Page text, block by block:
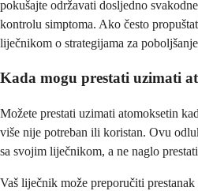
pokušajte održavati dosljedno
kontrolu simptoma. Ako često
liječnikom o strategijama za
Kada mogu prestati uzimati
Možete prestati uzimati atomoksetin
više nije potreban ili koristan. Ovu
sa svojim liječnikom, a ne naglo
Vaš liječnik može preporučiti